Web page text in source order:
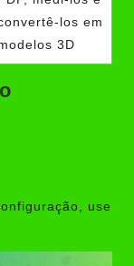
los em
3D
use